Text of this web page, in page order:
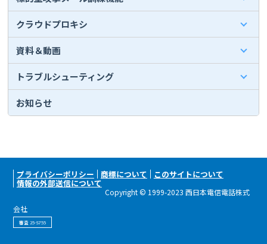
クラウドプロキシ
資料＆動画
トラブルシューティング
お知らせ
プライバシーポリシー 商標について このサイトについて
情報の外部送信について
Copyright © 1999-2023 西日本電信電話株式
会社
審査 25-S755